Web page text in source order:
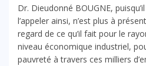
Dr. Dieudonné BOUGNE,
l’appeler ainsi, n’est plus à
regard de ce qu’il fait pour le
niveau économique industriel,
pauvreté à travers ces milliers